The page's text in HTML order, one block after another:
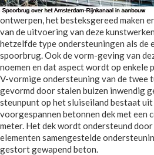
ontwerpen, het besteksgereed maken
van de uitvoering van deze
hetzelfde type ondersteuningen als de
spoorbrug. Ook de vorm-geving van
noemen en dat aspect wordt op enkele
V-vormige ondersteuning van de twee
gevormd door stalen buizen inwendig
steunpunt op het sluiseiland bestaat
voorgespannen betonnen dek met
meter. Het dek wordt ondersteund
elementen samengestelde
gestort gewapend beton.